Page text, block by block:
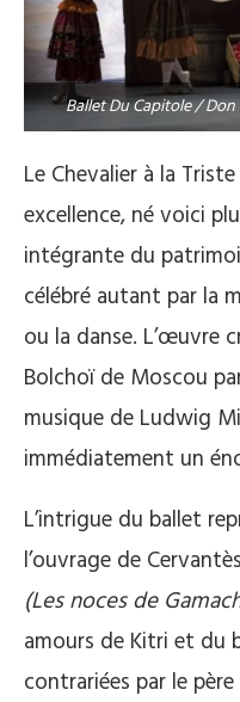
Ballet Du Capitole /
Le Chevalier à la
excellence, né voici
intégrante du
célébré autant par la
ou la danse. L’œuvre
Bolchoï de Moscou
musique de Ludwig
immédiatement un
L’intrigue du ballet
l’ouvrage de
(Les noces de
amours de Kitri et du
contrariées par le